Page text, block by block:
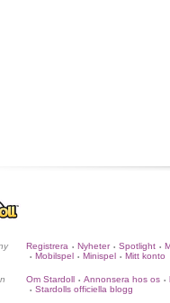
Registrera • Nyheter • Spotlight •
• Mobilspel • Minispel • Mitt konto
Om Stardoll • Annonsera hos os •
• Stardolls officiella blogg